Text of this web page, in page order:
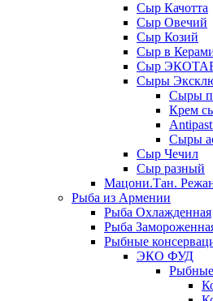
Сыр Качотта
Сыр Овечий
Сыр Козий
Сыр в
Сыр
Сыры
Сыры
Крем
Сыры
Сыр Чечил
Сыр разный
Мацони.Тан.
Рыба из Армении
Рыба Охлажденная
Рыба
Рыбные
ЭКО ФУД